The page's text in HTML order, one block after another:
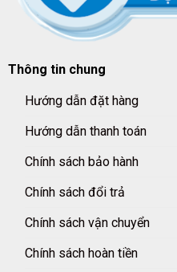
Thông tin chung
Hướng dẫn đặt hàng
Hướng dẫn thanh toán
Chính sách bảo hành
Chính sách đổi trả
Chính sách vận chuyển
Chính sách hoàn tiền